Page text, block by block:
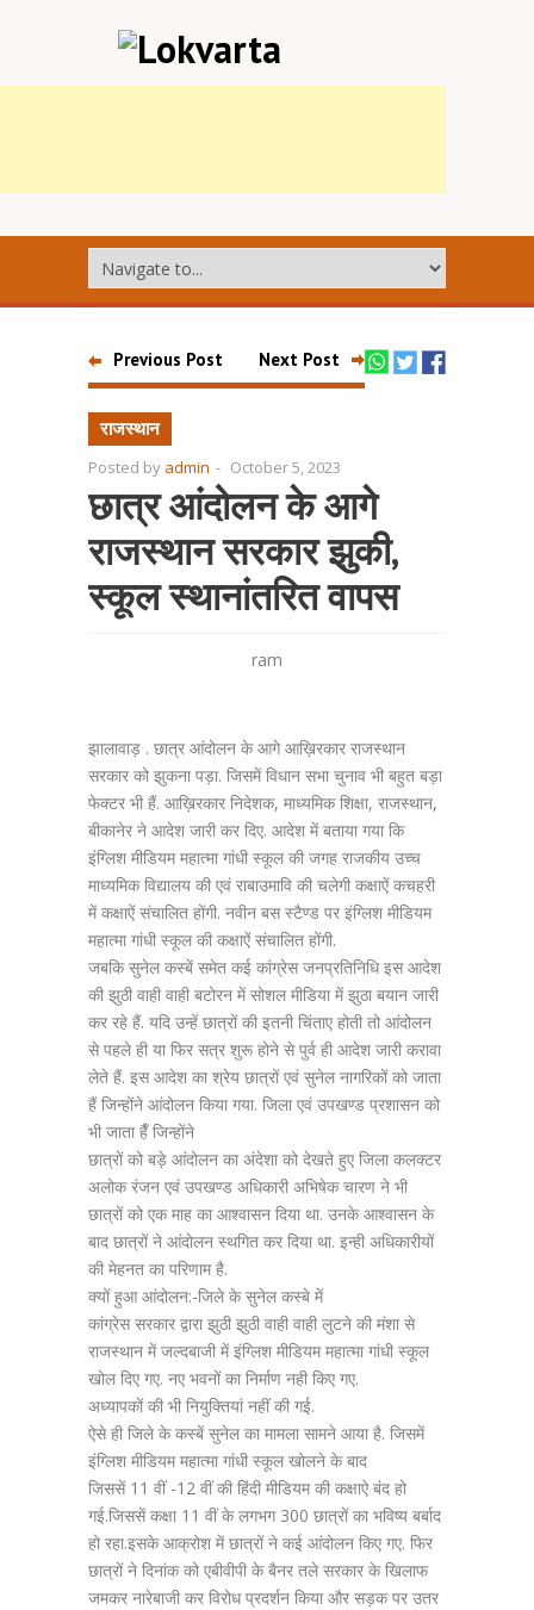
Previous Post Next Post
राजस्थान
Posted by admin - October 5, 2023
छात्र आंदोलन के आगे
राजस्थान सरकार झुकी,
स्कूल स्थानांतरित वापस
ram
झालावाड़ . छात्र आंदोलन के आगे आख़िरकार राजस्थान
सरकार को झुकना पड़ा. जिसमें विधान सभा चुनाव भी बहुत बड़ा
फेक्टर भी हैं. आख़िरकार निदेशक, माध्यमिक शिक्षा, राजस्थान,
बीकानेर ने आदेश जारी कर दिए. आदेश में बताया गया कि
इंग्लिश मीडियम महात्मा गांधी स्कूल की जगह राजकीय उच्च
माध्यमिक विद्यालय की एवं राबाउमावि की चलेगी कक्षाऐं कचहरी
में कक्षाऐं संचालित होंगी. नवीन बस स्टैण्ड पर इंग्लिश मीडियम
महात्मा गांधी स्कूल की कक्षाऐं संचालित होंगी.
जबकि सुनेल कस्बें समेत कई कांग्रेस जनप्रतिनिधि इस आदेश
की झुठी वाही वाही बटोरन में सोशल मीडिया में झुठा बयान जारी
कर रहे हैं. यदि उन्हें छात्रों की इतनी चिंताए होती तो आंदोलन
से पहले ही या फिर सत्र शुरू होने से पुर्व ही आदेश जारी करावा
लेते हैं. इस आदेश का श्रेय छात्रों एवं सुनेल नागरिकों को जाता
हैं जिन्होंने आंदोलन किया गया. जिला एवं उपखण्ड प्रशासन को
भी जाता हैँ जिन्होंने
छात्रों को बड़े आंदोलन का अंदेशा को देखते हुए जिला कलक्टर
अलोक रंजन एवं उपखण्ड अधिकारी अभिषेक चारण ने भी
छात्रों को एक माह का आश्वासन दिया था. उनके आश्वासन के
बाद छात्रों ने आंदोलन स्थगित कर दिया था. इन्ही अधिकारीयों
की मेहनत का परिणाम है.
क्यों हुआ आंदोलन:-जिले के सुनेल कस्बे में
कांग्रेस सरकार द्वारा झुठी झुठी वाही वाही लुटने की मंशा से
राजस्थान में जल्दबाजी में इंग्लिश मीडियम महात्मा गांधी स्कूल
खोल दिए गए. नए भवनों का निर्माण नही किए गए.
अध्यापकों की भी नियुक्तियां नहीं की गई.
ऐसे ही जिले के कस्बें सुनेल का मामला सामने आया है. जिसमें
इंग्लिश मीडियम महात्मा गांधी स्कूल खोलने के बाद
जिससें 11 वीं -12 वीं की हिंदी मीडियम की कक्षाऐ बंद हो
गई.जिससें कक्षा 11 वीं के लगभग 300 छात्रों का भविष्य बर्बाद
हो रहा.इसके आक्रोश में छात्रों ने कई आंदोलन किए गए. फिर
छात्रों ने दिनांक को एबीवीपी के बैनर तले सरकार के खिलाफ
जमकर नारेबाजी कर विरोध प्रदर्शन किया और सड़क पर उतर